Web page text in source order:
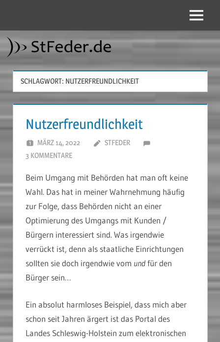
springen
Menü
SCHLAGWORT: NUTZERFREUNDLICHKEIT
Nutzerfreundlichkeit
MÄRZ 14, 2022
STFEDER
3 KOMMENTARE
Beim Umgang mit Behörden hat man oft keine
Wahl. Das hat in meiner Wahrnehmung häufig
zur Folge, dass Behörden nicht an einer
Optimierung des Umgangs mit Kunden /
Bürgern interessiert sind. Was irgendwie
verrückt ist, denn als staatliche Einrichtungen
sollten sie doch irgendwie vom undfür den
Bürger sein…
Ein absolut harmloses Beispiel, dass mich aber
schon seit Jahren ärgert ist das Portal des
Landes Schleswig-Holstein zum elektronischen